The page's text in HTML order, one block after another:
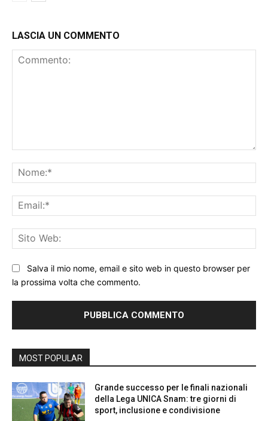
LASCIA UN COMMENTO
Salva il mio nome, email e sito web in questo browser per
la prossima volta che commento.
MOST POPULAR
Grande successo per le finali nazionali
della Lega UNICA Snam: tre giorni di
sport, inclusione e condivisione